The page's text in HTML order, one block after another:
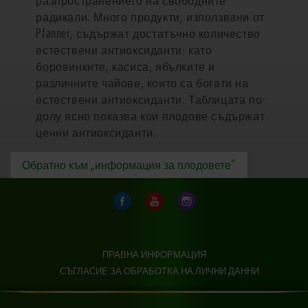
радикали. Много продукти, използвани от
Pfanner, съдържат достатъчно количество
естествени антиоксиданти: като
боровинките, касиса, ябълките и
различните чайове, които са богати на
естествени антиоксиданти. Таблицата по-
долу ясно показва кои плодове съдържат
ценни антиоксиданти.
Обратно към „информация за плодовете”
ПРАВНА ИНФОРМАЦИЯ
СЪГЛАСИЕ ЗА ОБРАБОТКА НА ЛИЧНИ ДАННИ